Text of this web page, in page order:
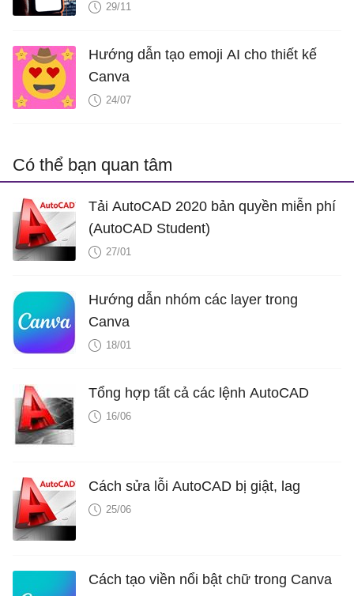
29/11
Hướng dẫn tạo emoji AI cho thiết kế
Canva
24/07
Có thể bạn quan tâm
Tải AutoCAD 2020 bản quyền miễn phí
(AutoCAD Student)
27/01
Hướng dẫn nhóm các layer trong
Canva
18/01
Tổng hợp tất cả các lệnh AutoCAD
16/06
Cách sửa lỗi AutoCAD bị giật, lag
25/06
Cách tạo viền nổi bật chữ trong Canva